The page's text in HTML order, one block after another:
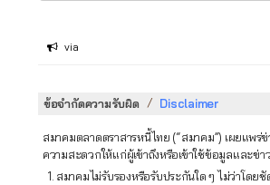
via
ข้อจำกัดความรับผิด / Disclaimer
สมาคมตลาดตราสารหนี้ไทย (“สมาคม”) เผยแพ
ความสะดวกให้แก่ผู้เข้าถึงหรือเข้าใช้ข้อมูลและข่
สมาคมไม่รับรองหรือรับประกันใด ๆ ไม่ว่าโดย